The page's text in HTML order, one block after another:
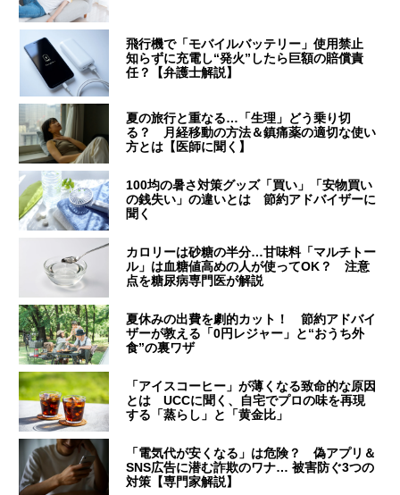
飛行機で「モバイルバッテリー」使用禁止
知らずに充電し“発火”したら巨額の賠償責
任？【弁護士解説】
夏の旅行と重なる…「生理」どう乗り切
る？ 月経移動の方法＆鎮痛薬の適切な使い
方とは【医師に聞く】
100均の暑さ対策グッズ「買い」「安物買い
の銭失い」の違いとは 節約アドバイザーに
聞く
カロリーは砂糖の半分…甘味料「マルチトー
ル」は血糖値高めの人が使ってOK？ 注意
点を糖尿病専門医が解説
夏休みの出費を劇的カット！ 節約アドバイ
ザーが教える「0円レジャー」と“おうち外
食”の裏ワザ
「アイスコーヒー」が薄くなる致命的な原因
とは UCCに聞く、自宅でプロの味を再現
する「蒸らし」と「黄金比」
「電気代が安くなる」は危険？ 偽アプリ＆
SNS広告に潜む詐欺のワナ… 被害防ぐ3つの
対策【専門家解説】